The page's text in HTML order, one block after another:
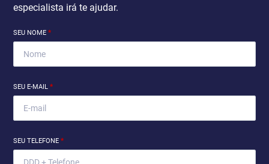
especialista irá te ajudar.
SEU NOME*
SEU E-MAIL*
SEU TELEFONE*